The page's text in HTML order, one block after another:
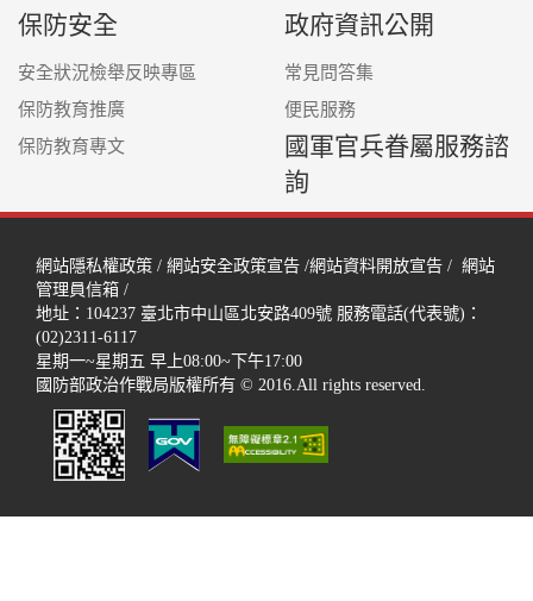
保防安全
安全狀況檢舉反映專區
保防教育推廣
保防教育專文
政府資訊公開
常見問答集
便民服務
國軍官兵眷屬服務諮
詢
網站隱私權政策 / 網站安全政策宣告 /網站資料開放宣告 / 網站
管理員信箱 /
地址：104237 臺北市中山區北安路409號 服務電話(代表號)：
(02)2311-6117
星期一~星期五 早上08:00~下午17:00
國防部政治作戰局版權所有 © 2016.All rights reserved.